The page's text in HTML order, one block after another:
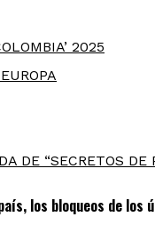
2025
DE “SECRETOS DE
los bloqueos de